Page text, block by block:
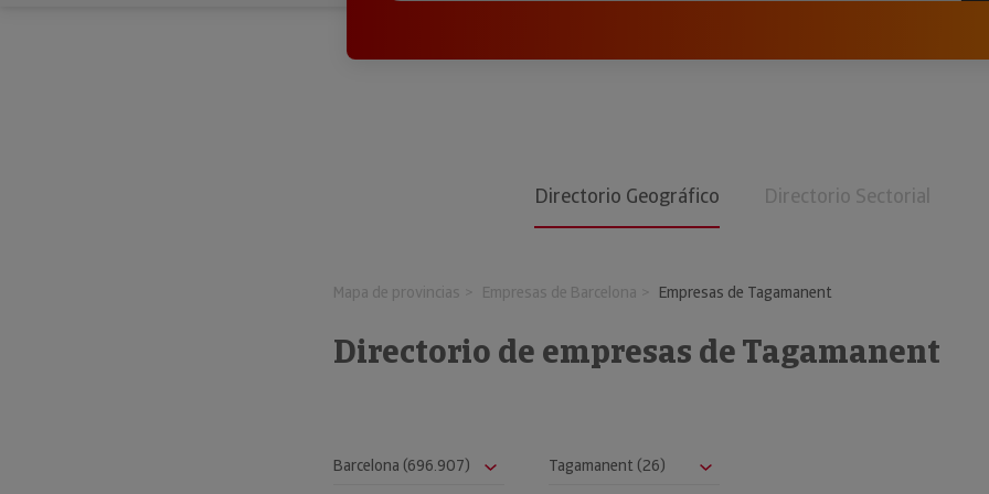
Directorio Geográfico Directorio Sectorial
Mapa de provincias Empresas de Barcelona Empresas de Tagamanent
Directorio de empresas de Tagamanent